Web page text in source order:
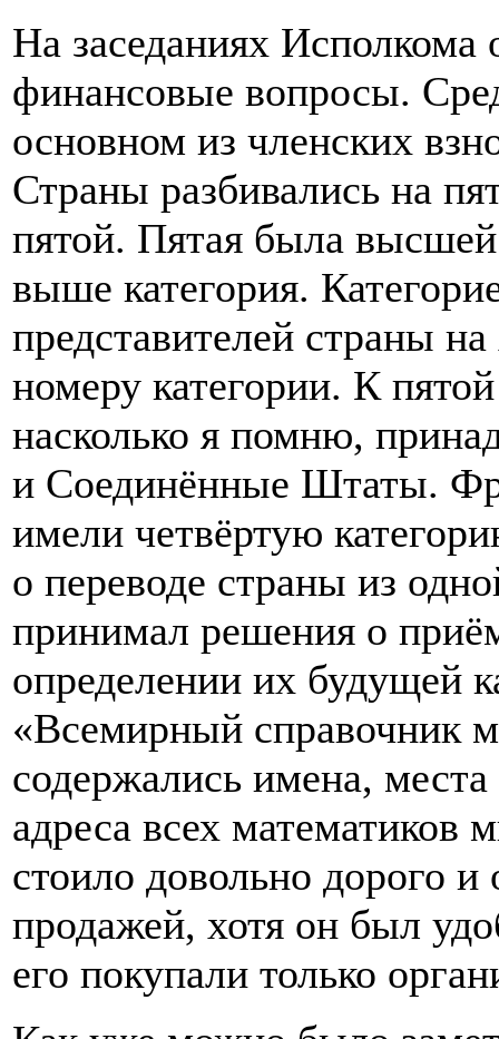
На заседаниях
финансовые вопросы.
основном из членских
Страны разбивались на
пятой. Пятая была
выше категория.
представителей страны
номеру категории. К
насколько я помню,
и Соединённые Штаты.
имели четвёртую
о переводе страны из
принимал решения о
определении их будущей
«Всемирный справочник
содержались имена,
адреса всех математиков
стоило довольно дорого
продажей, хотя он был
его покупали только